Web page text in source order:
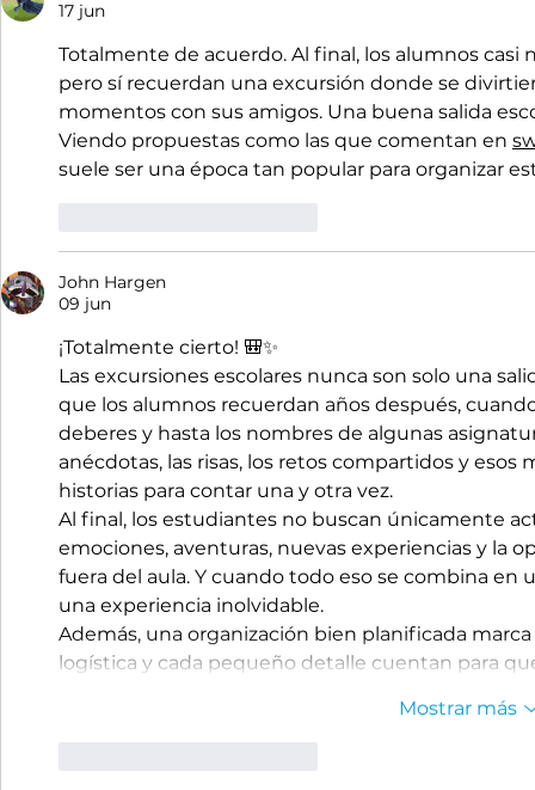
17 jun
Totalmente de acuerdo. Al final, los alumnos
pero sí recuerdan una excursión donde se
momentos con sus amigos. Una buena salida
Viendo propuestas como las que comentan en
suele ser una época tan popular para organizar
John Hargen
09 jun
¡Totalmente cierto! 🎒✨
Las excursiones escolares nunca son solo una
que los alumnos recuerdan años después,
deberes y hasta los nombres de algunas
anécdotas, las risas, los retos compartidos y
historias para contar una y otra vez.
Al final, los estudiantes no buscan únicamente
emociones, aventuras, nuevas experiencias y la
fuera del aula. Y cuando todo eso se combina en
una experiencia inolvidable.
Además, una organización bien planificada
logística y cada pequeño detalle cuentan para
Mostrar más